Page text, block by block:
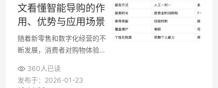
文看懂智能导购的作
用、优势与应用场景
随着新零售和数字化经营的不
断发展，消费者对购物体验的
销售”已难以满足需求。在这
一背景下，智能导购逐渐成为
360人已读
发布于：2026-01-23